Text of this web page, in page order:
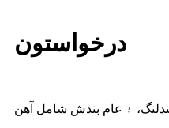
درخواستون